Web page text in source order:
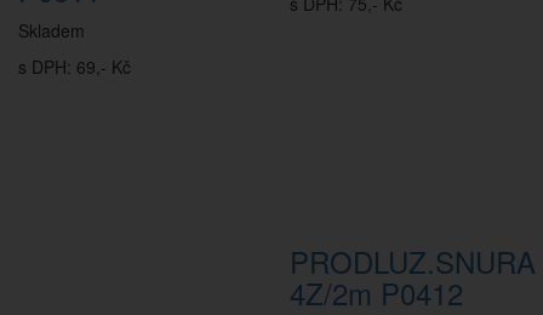
Skladem
s DPH: 69,- Kč
PRODLUZ.SNURA
4Z/2m P0412